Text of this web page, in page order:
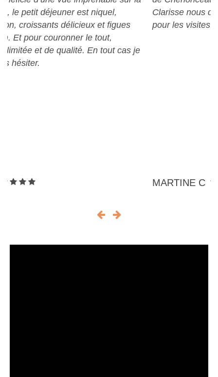
Clarisse nous donne tous les conseils nécessaires
pour les visites. Je recommande cet endroit.
MARTINE C